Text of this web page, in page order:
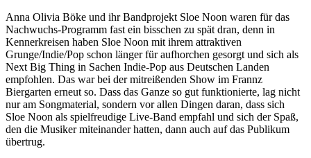
Anna Olivia Böke und ihr Bandprojekt Sloe Noon waren für das
Nachwuchs-Programm fast ein bisschen zu spät dran, denn in
Kennerkreisen haben Sloe Noon mit ihrem attraktiven
Grunge/Indie/Pop schon länger für aufhorchen gesorgt und sich als
Next Big Thing in Sachen Indie-Pop aus Deutschen Landen
empfohlen. Das war bei der mitreißenden Show im Frannz
Biergarten erneut so. Dass das Ganze so gut funktionierte, lag nicht
nur am Songmaterial, sondern vor allen Dingen daran, dass sich
Sloe Noon als spielfreudige Live-Band empfahl und sich der Spaß,
den die Musiker miteinander hatten, dann auch auf das Publikum
übertrug.